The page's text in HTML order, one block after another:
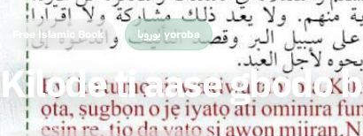
Free Islamic Book يوروبا yoroba
Kilode ti aase gbodo